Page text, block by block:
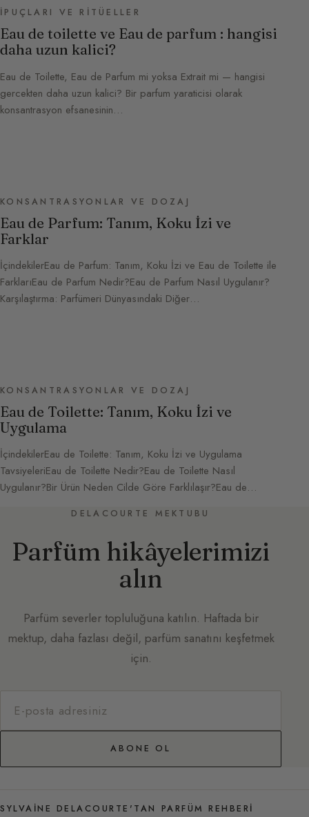
İPUÇLARI VE RITÜELLER
Eau de toilette ve Eau de parfum : hangisi
daha uzun kalici?
Eau de Toilette, Eau de Parfum mi yoksa Extrait mi — hangisi
gercekten daha uzun kalici? Bir parfum yaraticisi olarak
konsantrasyon efsanesinin…
KONSANTRASYONLAR VE DOZAJ
Eau de Parfum: Tanım, Koku İzi ve
Farklar
İçindekilerEau de Parfum: Tanım, Koku İzi ve Eau de Toilette ile
FarklarıEau de Parfum Nedir?Eau de Parfum Nasıl Uygulanır?
Karşılaştırma: Parfümeri Dünyasındaki Diğer…
KONSANTRASYONLAR VE DOZAJ
Eau de Toilette: Tanım, Koku İzi ve
Uygulama
İçindekilerEau de Toilette: Tanım, Koku İzi ve Uygulama
TavsiyeleriEau de Toilette Nedir?Eau de Toilette Nasıl
Uygulanır?Bir Ürün Neden Cilde Göre Farklılaşır?Eau de…
DELACOURTE MEKTUBU
Parfüm hikâyelerimizi
alın
Parfüm severler topluluğuna katılın. Haftada bir
mektup, daha fazlası değil, parfüm sanatını keşfetmek
için.
ABONE OL
SYLVAINE DELACOURTE'TAN PARFÜM REHBERI